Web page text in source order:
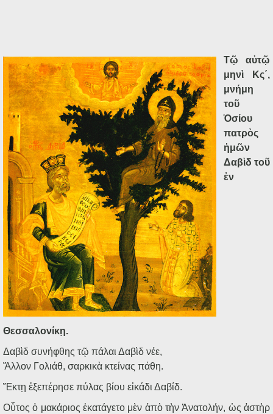
Τῷ αὐτῷ
μηνὶ Κς΄,
μνήμη
τοῦ
Ὁσίου
πατρὸς
ἡμῶν
Δαβὶδ τοῦ
ἐν
Θεσσαλονίκῃ.
Δαβὶδ συνήφθης τῷ πάλαι Δαβὶδ νέε,
Ἄλλον Γολιάθ, σαρκικὰ κτείνας πάθη.
Ἕκτῃ ἐξεπέρησε πύλας βίου εἰκάδι Δαβίδ.
Οὗτος ὁ μακάριος ἐκατάγετο μὲν ἀπὸ τὴν Ἀνατολήν, ὡς ἀστὴρ